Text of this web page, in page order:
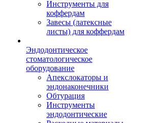
Инструменты для
коффердам
Завесы (латексные
листы) для коффердам
Эндодонтическое
стоматологическое
оборудование
Апекслокаторы и
эндонаконечники
Обтурация
Инструменты
эндодонтические